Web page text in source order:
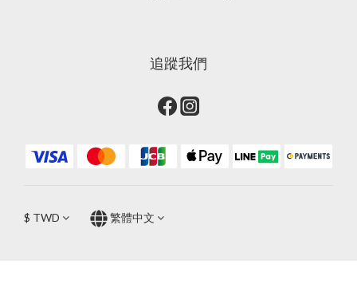
追蹤我們
$ TWD 繁體中文